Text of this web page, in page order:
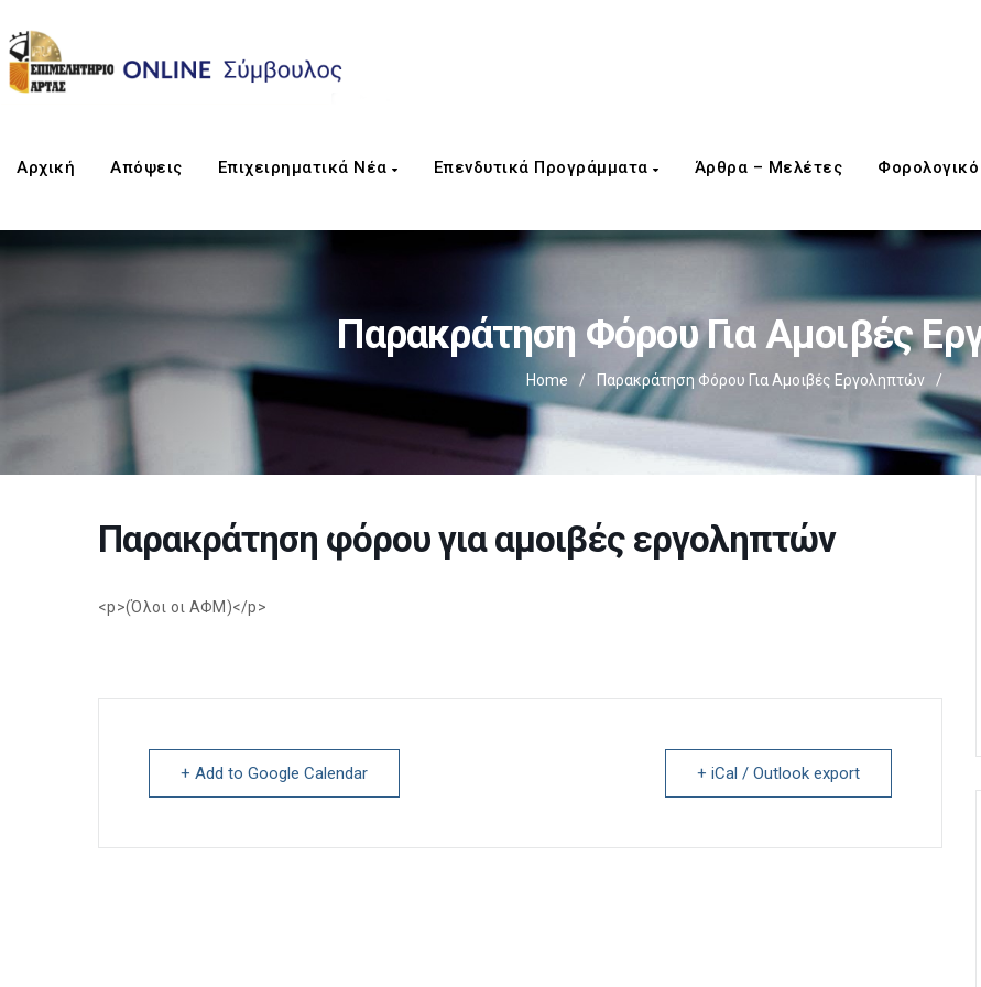
Αρχική Απόψεις Επιχειρηματικά Νέα Επενδυτικά Προγράμματα Άρθρα – Μελέτες
Παρακράτηση Φόρου Για Αμοιβές
Home / Παρακράτηση Φόρου Για Αμοιβές Εργοληπτών /
Παρακράτηση φόρου για αμοιβές εργοληπτών
<p>(Όλοι οι ΑΦΜ)</p>
+ Add to Google Calendar + iCal / Outlook export